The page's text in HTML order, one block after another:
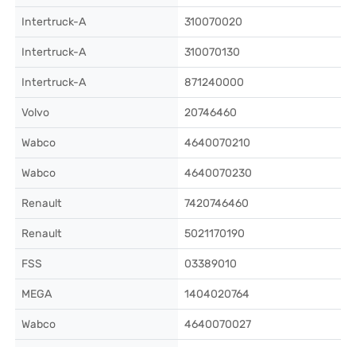
Intertruck-A 310070020
Intertruck-A 310070130
Intertruck-A 871240000
Volvo 20746460
Wabco 4640070210
Wabco 4640070230
Renault 7420746460
Renault 5021170190
FSS 03389010
MEGA 1404020764
Wabco 4640070027